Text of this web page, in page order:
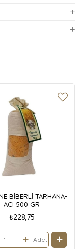
BİBERLİ TARHANA-
ACI 500 GR
₺228,75
Adet